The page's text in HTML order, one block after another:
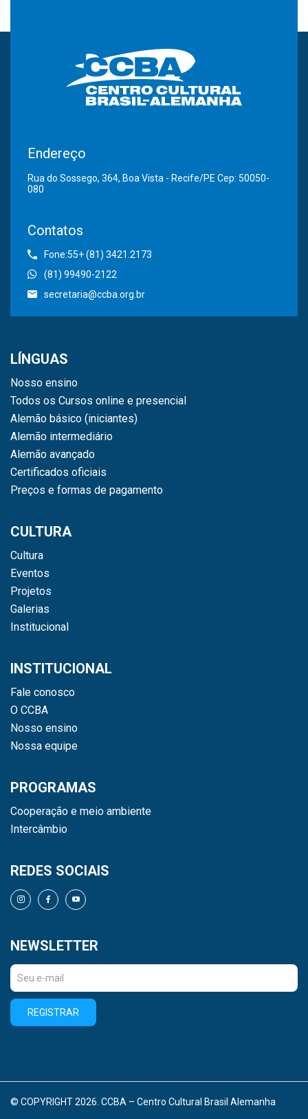
Endereço
Rua do Sossego, 364, Boa Vista - Recife/PE Cep: 50050-
080
Contatos
Fone:55+ (81) 3421.2173
(81) 99490-2122
secretaria@ccba.org.br
LÍNGUAS
Nosso ensino
Todos os Cursos online e presencial
Alemão básico (iniciantes)
Alemão intermediário
Alemão avançado
Certificados oficiais
Preços e formas de pagamento
CULTURA
Cultura
Eventos
Projetos
Galerias
Institucional
INSTITUCIONAL
Fale conosco
O CCBA
Nosso ensino
Nossa equipe
PROGRAMAS
Cooperação e meio ambiente
Intercâmbio
REDES SOCIAIS
NEWSLETTER
REGISTRAR
© COPYRIGHT 2026. CCBA – Centro Cultural Brasil Alemanha